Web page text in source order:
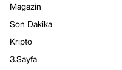
Magazin
Son Dakika
Kripto
3.Sayfa